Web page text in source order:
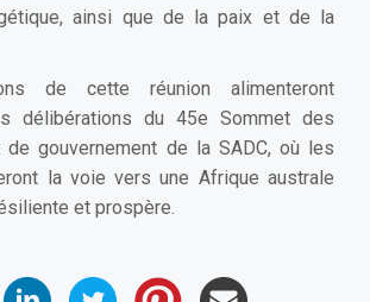
ainsi que de la paix et de la
de cette réunion alimenteront
délibérations du 45e Sommet des
de gouvernement de la SADC, où les
la voie vers une Afrique australe
et prospère.